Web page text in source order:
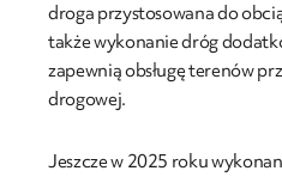
droga przystosowana do
także wykonanie dróg
zapewnią obsługę terenów
drogowej.
Jeszcze w 2025 roku